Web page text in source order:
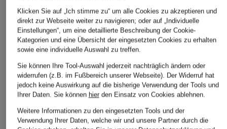
Klicken Sie auf „Ich stimme zu“ um alle Cookies zu akzeptieren und
direkt zur Webseite weiter zu navigieren; oder auf „Individuelle
Einstellungen“, um eine detaillierte Beschreibung der Cookie-
Kategorien und eine Übersicht der eingesetzten Cookies zu erhalten
sowie eine individuelle Auswahl zu treffen.
Sie können Ihre Tool-Auswahl jederzeit nachträglich ändern oder
widerrufen (z.B. im Fußbereich unserer Webseite). Der Widerruf hat
jedoch keine Auswirkung auf die bisherige Verwendung der Tools und
Ihrer Daten. Sie können hierden Einsatz von Cookies ablehnen.
Weitere Informationen zu den eingesetzten Tools und der
Verwendung Ihrer Daten, welche wir und unsere Partner durch die